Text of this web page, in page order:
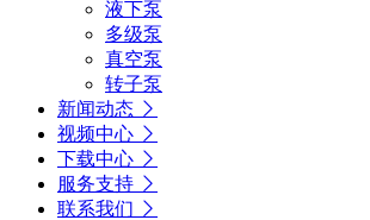
液下泵
多级泵
真空泵
转子泵
新闻动态
视频中心
下载中心
服务支持
联系我们